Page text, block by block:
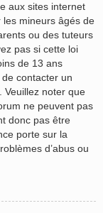
aux sites internet
mineurs âgés de
ou des tuteurs
pas si cette loi
de 13 ans
contacter un
Veuillez noter que
ne peuvent pas
donc pas être
porte sur la
d’abus ou